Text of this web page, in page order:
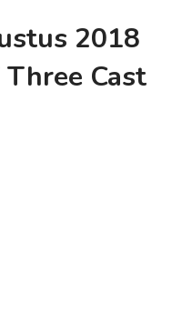
2018
Cast